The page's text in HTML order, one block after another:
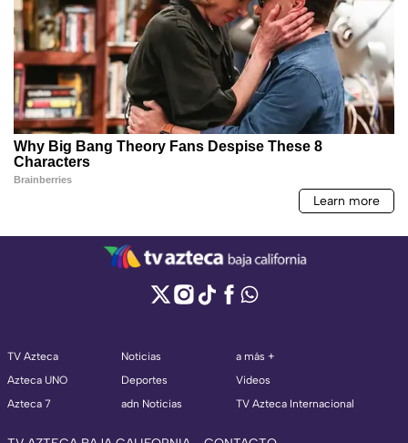
TV Azteca
Azteca UNO
Azteca 7
Noticias
Deportes
adn Noticias
a más +
Videos
TV Azteca Internacional